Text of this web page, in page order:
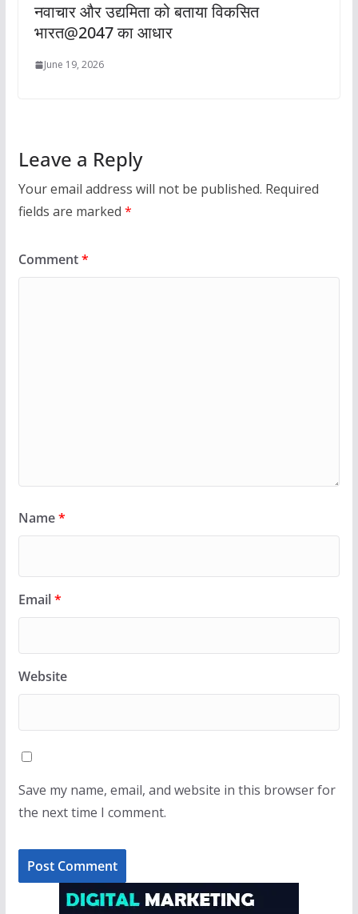
नवाचार और उद्यमिता को बताया विकसित
भारत@2047 का आधार
June 19, 2026
Leave a Reply
Your email address will not be published. Required
fields are marked *
Comment*
Name*
Email*
Website
Save my name, email, and website in this browser for
the next time I comment.